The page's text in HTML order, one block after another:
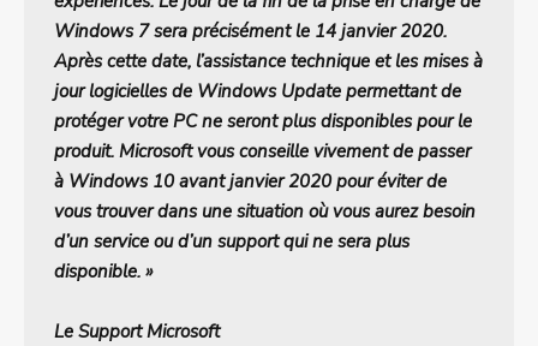
Windows 7 sera précisément le 14 janvier 2020.
Après cette date, l’assistance technique et les mises à
jour logicielles de Windows Update permettant de
protéger votre PC ne seront plus disponibles pour le
produit. Microsoft vous conseille vivement de passer
à Windows 10 avant janvier 2020 pour éviter de
vous trouver dans une situation où vous aurez besoin
d’un service ou d’un support qui ne sera plus
disponible. »
Le Support Microsoft